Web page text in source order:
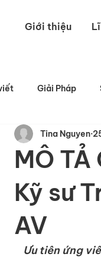
Giới thiệu
Giải Pháp
MÔ
Kỹ sư
AV
Tina Nguyen
Ưu tiên ứng